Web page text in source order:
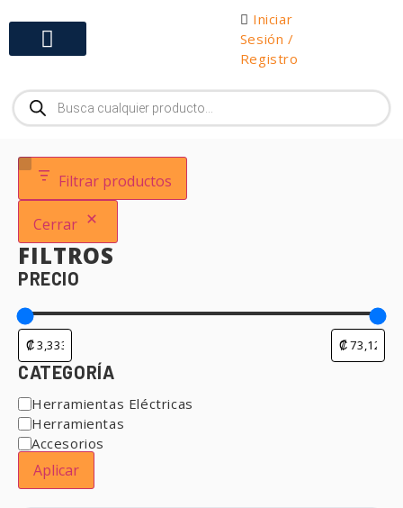
Iniciar
Sesión /
Registro
Filtrar productos
Cerrar
FILTROS
PRECIO
CATEGORÍA
Herramientas Eléctricas
Herramientas
Accesorios
Aplicar